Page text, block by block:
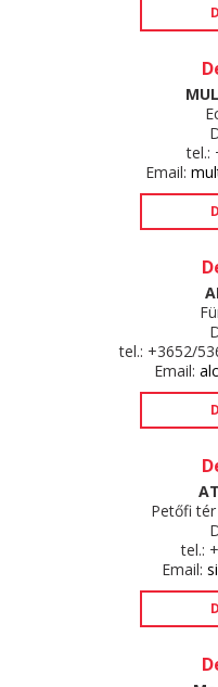
tel.:
Email:
tel.: +3652/
Email:
Petőfi
tel.:
Email: